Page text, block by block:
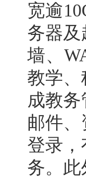
宽逾
务器
墙、
教学、
成教
邮件
登录
务。